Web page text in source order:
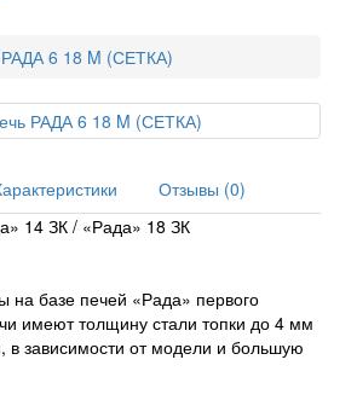
6 18 M (СЕТКА)
Отзывы (0)
14 ЗК / «Рада» 18 ЗК
на базе печей «Рада» первого
имеют толщину стали топки до 4 мм
зависимости от модели и большую